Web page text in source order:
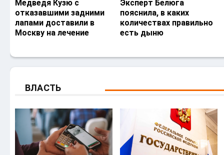
Медведя Кузю с
отказавшими задними
лапами доставили в
Москву на лечение
Эксперт Белюга
пояснила, в каких
количествах правильно
есть дыню
ВЛАСТЬ